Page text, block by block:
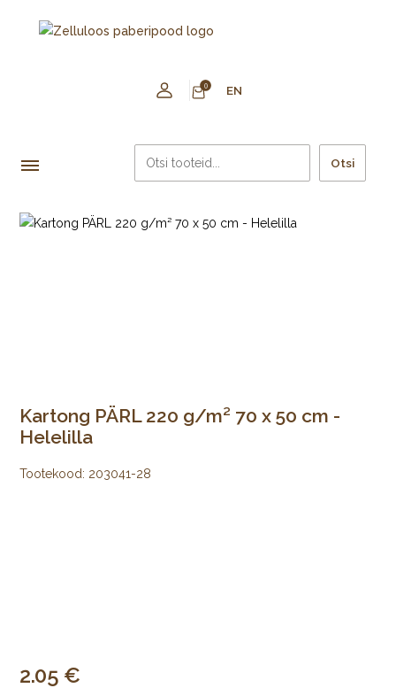
0 EN
Otsi
Kartong PÄRL 220 g/m² 70 x 50 cm -
Helelilla
Tootekood: 203041-28
2.05